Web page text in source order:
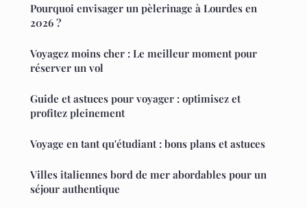
Pourquoi envisager un pèlerinage à Lourdes en
2026 ?
Voyagez moins cher : Le meilleur moment pour
réserver un vol
Guide et astuces pour voyager : optimisez et
profitez pleinement
Voyage en tant qu'étudiant : bons plans et astuces
Villes italiennes bord de mer abordables pour un
séjour authentique